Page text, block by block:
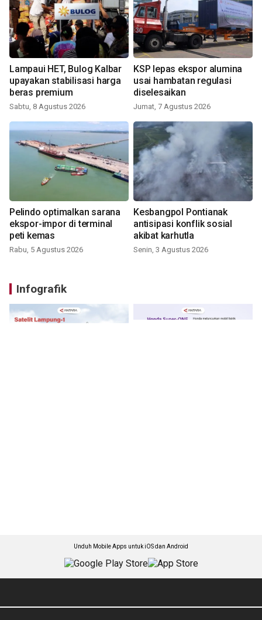
Lampaui HET, Bulog Kalbar
upayakan stabilisasi harga
beras premium
Sabtu, 8 Agustus 2026
KSP lepas ekspor alumina
usai hambatan regulasi
diselesaikan
Jumat, 7 Agustus 2026
Pelindo optimalkan sarana
ekspor-impor di terminal
peti kemas
Rabu, 5 Agustus 2026
Kesbangpol Pontianak
antisipasi konflik sosial
akibat karhutla
Senin, 3 Agustus 2026
Infografik
Unduh Mobile Apps untuk iOS dan Android